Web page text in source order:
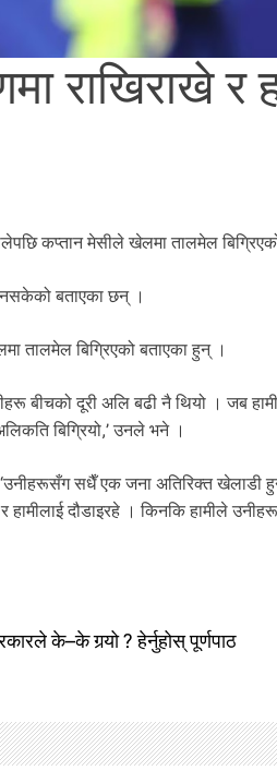
राखिराखे र
कप्तान मेसीले खेलमा तालमेल
नसकेको बताएका छन् ।
तालमेल बिग्रिएको बताएका हुन् ।
बीचको दूरी अलि बढी नै थियो । जब
बिग्रियो,’ उनले भने ।
सधैँ एक जना अतिरिक्त खेलाडी
दौडाइरहे । किनकि हामीले
के–के गर्‍यो ? हेर्नुहोस् पूर्णपाठ